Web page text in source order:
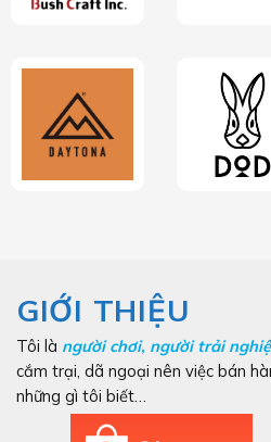
GIỚI THIỆU
Tôi là người chơi, người trải
cắm trại, dã ngoại nên việc bán
những gì tôi biết…